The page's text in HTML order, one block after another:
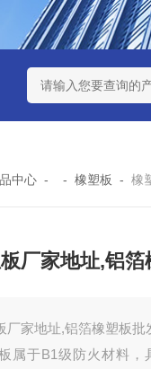
中心 - - 橡塑板 - 橡
厂家地址,铝
厂家地址,铝箔橡塑板批
属于B1级防火材料，